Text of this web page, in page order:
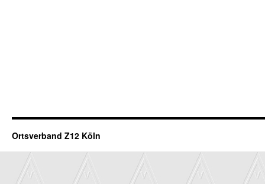
Ortsverband Z12 Köln